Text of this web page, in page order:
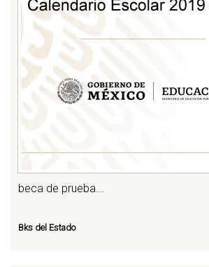
beca de prueba...
Bks del Estado